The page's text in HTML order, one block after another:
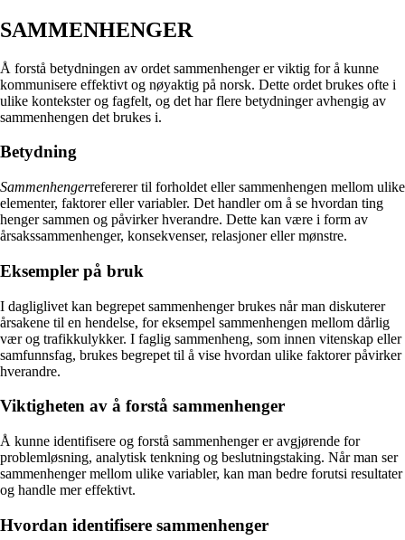
SAMMENHENGER
Å forstå betydningen av ordet sammenhenger er viktig for å kunne
kommunisere effektivt og nøyaktig på norsk. Dette ordet brukes ofte i
ulike kontekster og fagfelt, og det har flere betydninger avhengig av
sammenhengen det brukes i.
Betydning
Sammenhengerrefererer til forholdet eller sammenhengen mellom ulike
elementer, faktorer eller variabler. Det handler om å se hvordan ting
henger sammen og påvirker hverandre. Dette kan være i form av
årsakssammenhenger, konsekvenser, relasjoner eller mønstre.
Eksempler på bruk
I dagliglivet kan begrepet sammenhenger brukes når man diskuterer
årsakene til en hendelse, for eksempel sammenhengen mellom dårlig
vær og trafikkulykker. I faglig sammenheng, som innen vitenskap eller
samfunnsfag, brukes begrepet til å vise hvordan ulike faktorer påvirker
hverandre.
Viktigheten av å forstå sammenhenger
Å kunne identifisere og forstå sammenhenger er avgjørende for
problemløsning, analytisk tenkning og beslutningstaking. Når man ser
sammenhenger mellom ulike variabler, kan man bedre forutsi resultater
og handle mer effektivt.
Hvordan identifisere sammenhenger